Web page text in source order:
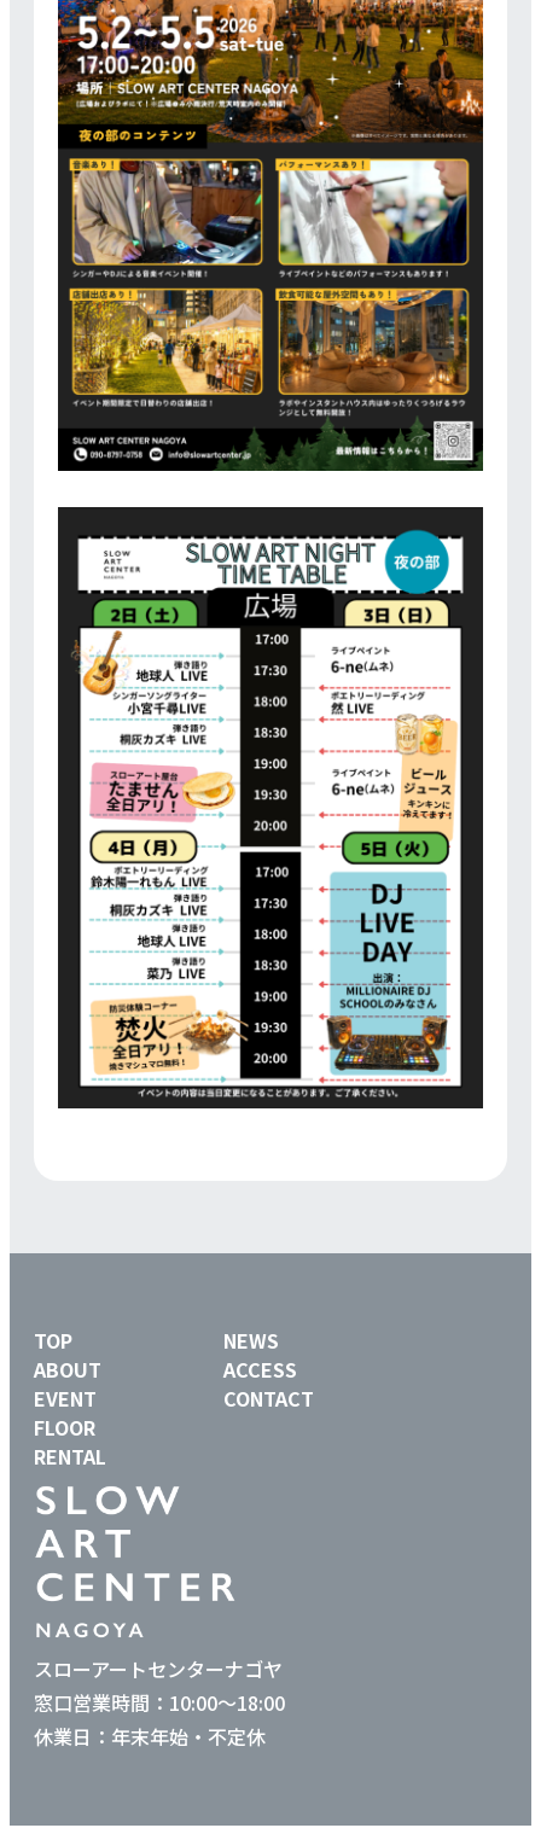
TOP
ABOUT
EVENT
FLOOR
RENTAL
NEWS
ACCESS
CONTACT
スローアートセンターナゴヤ
窓口営業時間：10:00〜18:00
休業日：年末年始・不定休